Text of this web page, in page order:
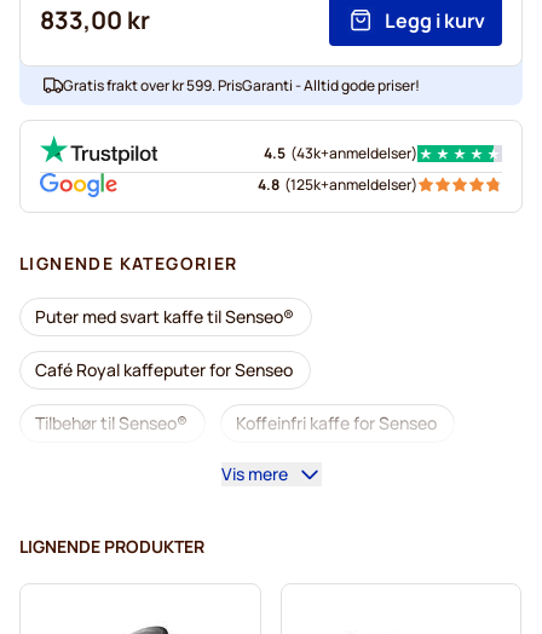
833,00 kr Legg i kurv
Gratis frakt over kr 599. PrisGaranti - Alltid gode priser!
4.5 (43k+anmeldelser)
4.8 (125k+anmeldelser)
LIGNENDE KATEGORIER
Puter med svart kaffe til Senseo®
Café Royal kaffeputer for Senseo
Tilbehør til Senseo® Koffeinfri kaffe for Senseo
Avkalking og rengjøring til Senseo
Café René kaffeputer for Senseo Puter til Senseo®
Vis mere
LIGNENDE PRODUKTER